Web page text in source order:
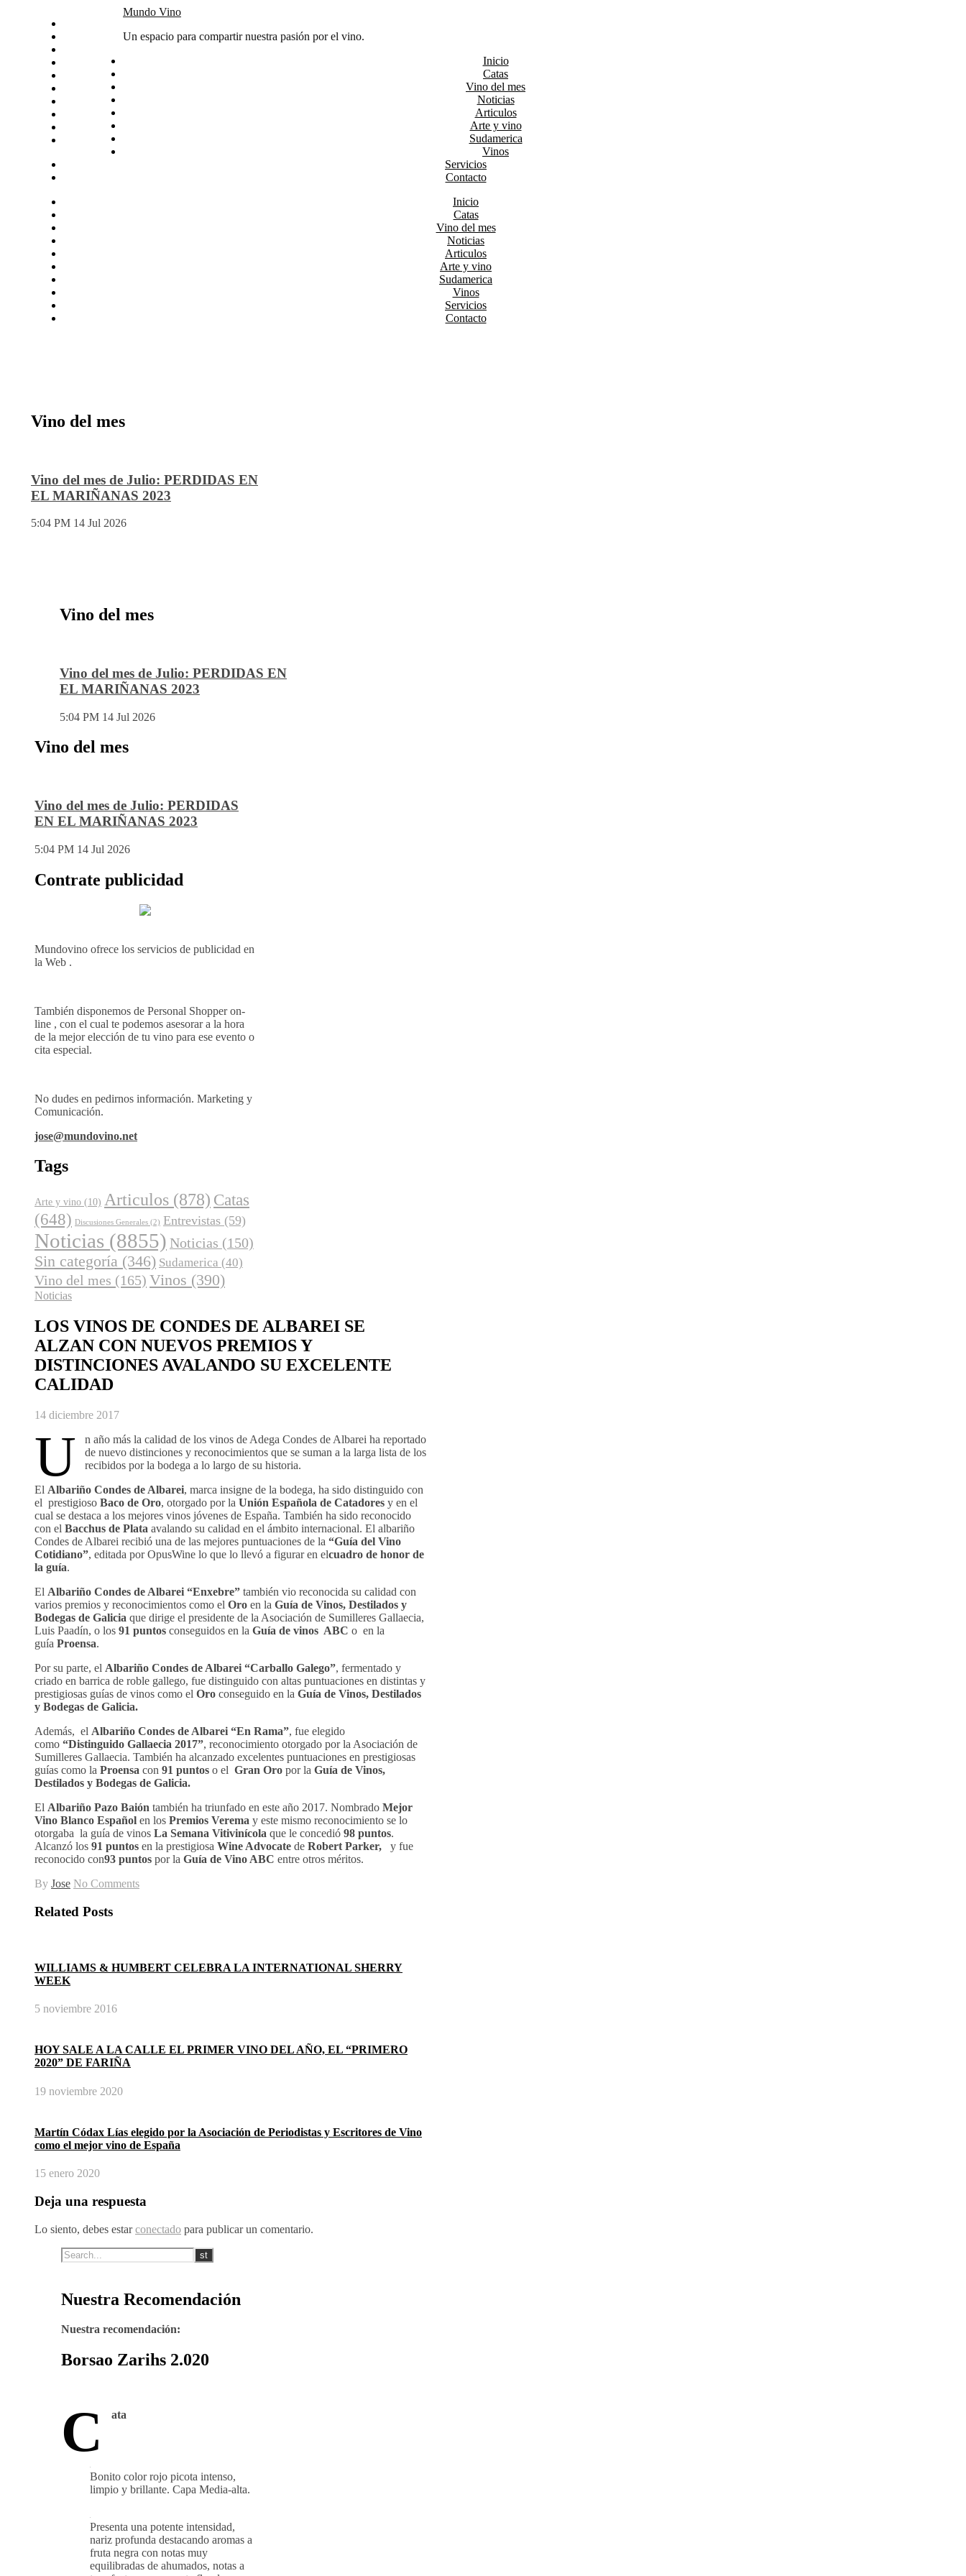
Arte y vino
Sudamerica
Mundo Vino
Un espacio para compartir nuestra pasión por el vino.
Inicio
Catas
Vino del mes
Noticias
Articulos
Arte y vino
Sudamerica
Vinos
Servicios
Contacto
Inicio
Catas
Vino del mes
Noticias
Articulos
Arte y vino
Sudamerica
Vinos
Servicios
Contacto
Vino del mes
Vino del mes de Julio: PERDIDAS EN
EL MARIÑANAS 2023
5:04 PM 14 Jul 2026
Vino del mes
Vino del mes de Julio: PERDIDAS EN
EL MARIÑANAS 2023
5:04 PM 14 Jul 2026
Vino del mes
Vino del mes de Julio: PERDIDAS
EN EL MARIÑANAS 2023
5:04 PM 14 Jul 2026
Contrate publicidad
Mundovino ofrece los servicios de publicidad en
la Web .
También disponemos de Personal Shopper on-
line , con el cual te podemos asesorar a la hora
de la mejor elección de tu vino para ese evento o
cita especial.
No dudes en pedirnos información. Marketing y
Comunicación.
jose@mundovino.net
Tags
Arte y vino (10) Articulos (878) Catas
(648) Discusiones Generales (2) Entrevistas (59)
Noticias (8855) Noticias (150)
Sin categoría (346) Sudamerica (40)
Vino del mes (165) Vinos (390)
Noticias
LOS VINOS DE CONDES DE ALBAREI SE
ALZAN CON NUEVOS PREMIOS Y
DISTINCIONES AVALANDO SU EXCELENTE
CALIDAD
14 diciembre 2017
U
n año más la calidad de los vinos de Adega Condes de Albarei ha reportado
de nuevo distinciones y reconocimientos que se suman a la larga lista de los
recibidos por la bodega a lo largo de su historia.
El Albariño Condes de Albarei, marca insigne de la bodega, ha sido distinguido con
el prestigioso Baco de Oro, otorgado por la Unión Española de Catadores y en el
cual se destaca a los mejores vinos jóvenes de España. También ha sido reconocido
con el Bacchus de Plata avalando su calidad en el ámbito internacional. El albariño
Condes de Albarei recibió una de las mejores puntuaciones de la “Guía del Vino
Cotidiano”, editada por OpusWine lo que lo llevó a figurar en elcuadro de honor de
la guía.
El Albariño Condes de Albarei “Enxebre” también vio reconocida su calidad con
varios premios y reconocimientos como el Oro en la Guía de Vinos, Destilados y
Bodegas de Galicia que dirige el presidente de la Asociación de Sumilleres Gallaecia,
Luis Paadín, o los 91 puntos conseguidos en la Guía de vinos ABC o en la
guía Proensa.
Por su parte, el Albariño Condes de Albarei “Carballo Galego”, fermentado y
criado en barrica de roble gallego, fue distinguido con altas puntuaciones en distintas y
prestigiosas guías de vinos como el Oro conseguido en la Guía de Vinos, Destilados
y Bodegas de Galicia.
Además, el Albariño Condes de Albarei “En Rama”, fue elegido
como “Distinguido Gallaecia 2017”, reconocimiento otorgado por la Asociación de
Sumilleres Gallaecia. También ha alcanzado excelentes puntuaciones en prestigiosas
guías como la Proensa con 91 puntos o el Gran Oro por la Guía de Vinos,
Destilados y Bodegas de Galicia.
El Albariño Pazo Baión también ha triunfado en este año 2017. Nombrado Mejor
Vino Blanco Español en los Premios Verema y este mismo reconocimiento se lo
otorgaba la guía de vinos La Semana Vitivinícola que le concedió 98 puntos.
Alcanzó los 91 puntos en la prestigiosa Wine Advocate de Robert Parker,
y fue
reconocido con93 puntos por la Guía de Vino ABC entre otros méritos.
By Jose No Comments
Related Posts
WILLIAMS & HUMBERT CELEBRA LA INTERNATIONAL SHERRY
WEEK
5 noviembre 2016
HOY SALE A LA CALLE EL PRIMER VINO DEL AÑO, EL “PRIMERO
2020” DE FARIÑA
19 noviembre 2020
Martín Códax Lías elegido por la Asociación de Periodistas y Escritores de Vino
como el mejor vino de España
15 enero 2020
Deja una respuesta
Lo siento, debes estarconectado para publicar un comentario.
Nuestra Recomendación
Nuestra recomendación:
Borsao Zarihs 2.020
C ata
Bonito color rojo picota intenso,
limpio y brillante. Capa Media-alta.
Presenta una potente intensidad,
nariz profunda destacando aromas a
fruta negra con notas muy
equilibradas de ahumados, notas a